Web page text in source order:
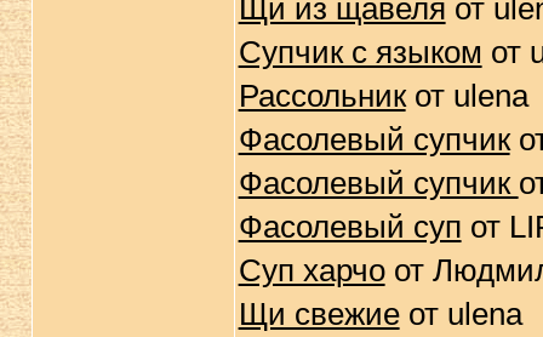
Щи из щавеля от
Супчик с языком от
Рассольникот ulena
Фасолевый супчик
Фасолевый супчик
Фасолевый суп от
Суп харчоот
Щи свежиеот ulena